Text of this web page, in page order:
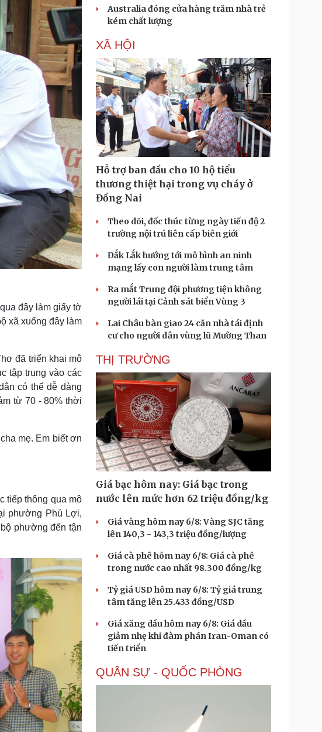
đây làm giấy tờ
xã xuống đây làm
đã triển khai mô
tập trung vào các
có thể dễ dàng
từ 70 - 80% thời
mẹ. Em biết ơn
tiếp thông qua mô
phường Phú Lợi,
phường đến tận
Australia đóng cửa hàng trăm nhà trẻ
kém chất lượng
XÃ HỘI
Hỗ trợ ban đầu cho 10 hộ tiểu
thương thiệt hại trong vụ cháy ở
Đồng Nai
Theo dõi, đốc thúc từng ngày tiến độ 2
trường nội trú liên cấp biên giới
Đắk Lắk hướng tới mô hình an ninh
mạng lấy con người làm trung tâm
Ra mắt Trung đội phương tiện không
người lái tại Cảnh sát biển Vùng 3
Lai Châu bàn giao 24 căn nhà tái định
cư cho người dân vùng lũ Mường Than
THỊ TRƯỜNG
Giá bạc hôm nay: Giá bạc trong
nước lên mức hơn 62 triệu đồng/kg
Giá vàng hôm nay 6/8: Vàng SJC tăng
lên 140,3 - 143,3 triệu đồng/lượng
Giá cà phê hôm nay 6/8: Giá cà phê
trong nước cao nhất 98.300 đồng/kg
Tỷ giá USD hôm nay 6/8: Tỷ giá trung
tâm tăng lên 25.433 đồng/USD
Giá xăng dầu hôm nay 6/8: Giá dầu
giảm nhẹ khi đàm phán Iran-Oman có
tiến triển
QUÂN SỰ - QUỐC PHÒNG